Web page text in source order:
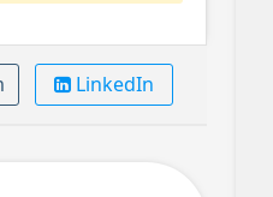
LinkedIn